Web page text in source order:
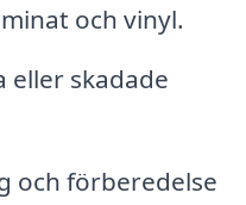
och vinyl.
eller skadade
och förberedelse